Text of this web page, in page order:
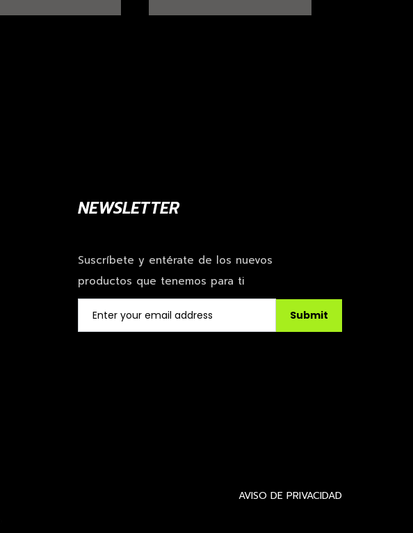
NEWSLETTER
Suscríbete y entérate de los nuevos
productos que tenemos para ti
Submit
AVISO DE PRIVACIDAD